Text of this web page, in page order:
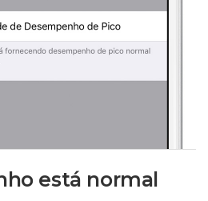
está normal